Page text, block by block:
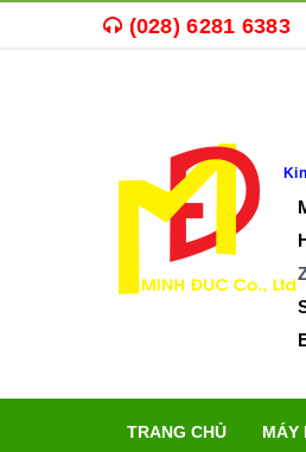
(028) 6281 6383
CÔNG TY
Kinh
Mã số
TRANG CHỦ MÁY